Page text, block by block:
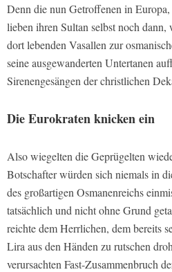
Denn die nun Getroffenen in
lieben ihren Sultan selbst noch
dort lebenden Vasallen zur
seine ausgewanderten Untertanen
Sirenengesängen der christlichen
Die Eurokraten knicken ein
Also wiegelten die Geprügelten
Botschafter würden sich niemals in
des großartigen Osmanenreichs
tatsächlich und nicht ohne Grund
reichte dem Herrlichen, dem bereits
Lira aus den Händen zu rutschen
verursachten Fast-Zusammenbruch